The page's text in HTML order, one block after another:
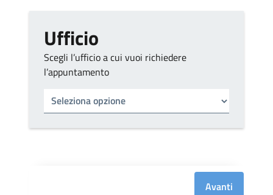
Ufficio
Scegli l’ufficio a cui vuoi richiedere
l’appuntamento
Tipo di ufficio
Avanti